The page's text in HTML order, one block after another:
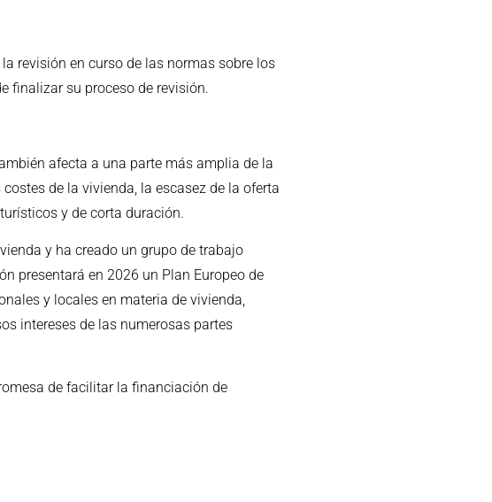
revisión en curso de las normas sobre los
finalizar su proceso de revisión.
afecta a una parte más amplia de la
de la vivienda, la escasez de la oferta
y de corta duración.
y ha creado un grupo de trabajo
presentará en 2026 un Plan Europeo de
y locales en materia de vivienda,
intereses de las numerosas partes
de facilitar la financiación de